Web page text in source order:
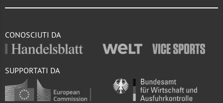
CONOSCIUTI DA
SUPPORTATI DA